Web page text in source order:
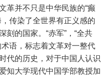
革并不只是中华民族的“癫
传染了全世界有正义感的
刻的国家。“赤军”，“全共
语，标志着文革对一整代
代的历史，对于中国人认识
知大学现代中国学部教授加